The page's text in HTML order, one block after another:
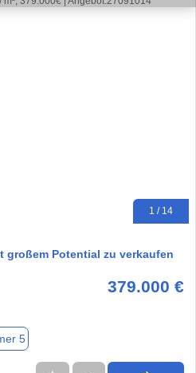
1 / 14
großem Potential zu verkaufen
379.000 €
5